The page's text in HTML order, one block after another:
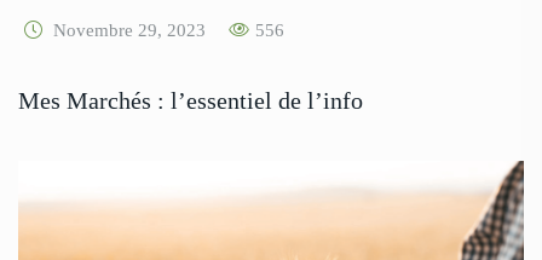
Novembre 29, 2023 556
Mes Marchés : l’essentiel de l’info